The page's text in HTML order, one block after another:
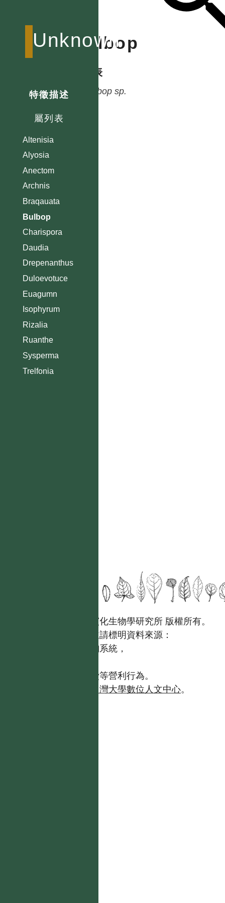
Unknown
特徵描述
屬列表
Altenisia
Alyosia
Anectom
Archnis
Braqauata
Bulbop
Charispora
Daudia
Drepenanthus
Duloevotuce
Euagumn
Isophyrum
Rizalia
Ruanthe
Sysperma
Trelfonia
Bulbop
種列表
Bulbop sp.
國立台灣大學生態學與演化生物學研究所 版權所有。
歡迎引用本網站資料，並請標明資料來源：
【台灣植物資訊整合查詢系統，
且不得有收取資料查詢費等營利行為。
台灣大學數位人文中心。